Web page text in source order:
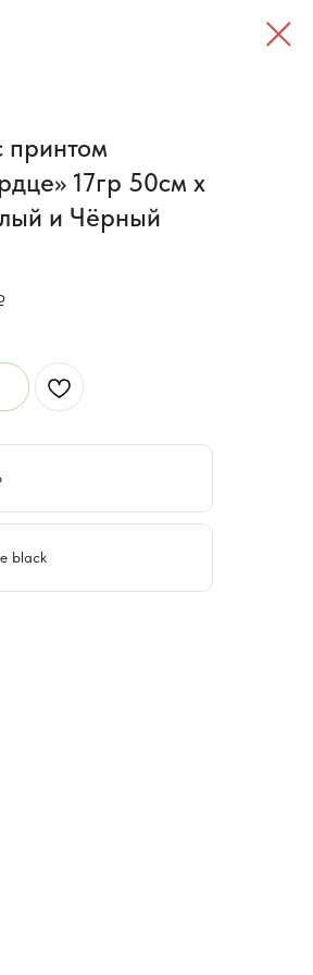
принтом
17гр 50см х
и Чёрный
black